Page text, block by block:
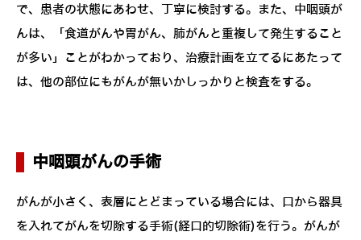
で、患者の状態にあわせ、丁寧に検討する。また、中咽頭が
んは、「食道がんや胃がん、肺がんと重複して発生すること
が多い」ことがわかっており、治療計画を立てるにあたって
は、他の部位にもがんが無いかしっかりと検査をする。
中咽頭がんの手術
がんが小さく、表層にとどまっている場合には、口から器具
を入れてがんを切除する手術(経口的切除術)を行う。がんが